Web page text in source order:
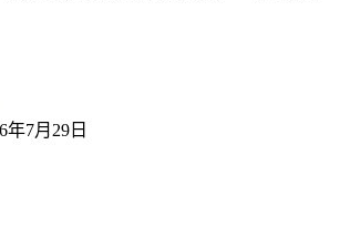
年7月29日